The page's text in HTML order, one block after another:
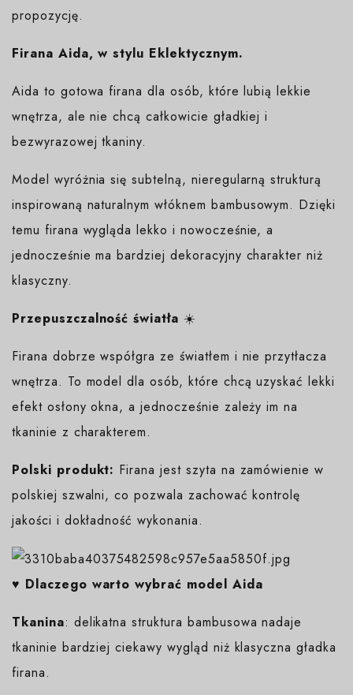
propozycję.
Firana Aida, w stylu Eklektycznym.
Aida to gotowa firana dla osób, które lubią lekkie
wnętrza, ale nie chcą całkowicie gładkiej i
bezwyrazowej tkaniny.
Model wyróżnia się subtelną, nieregularną strukturą
inspirowaną naturalnym włóknem bambusowym. Dzięki
temu firana wygląda lekko i nowocześnie, a
jednocześnie ma bardziej dekoracyjny charakter niż
klasyczny.
Przepuszczalność światła ☀️
Firana dobrze współgra ze światłem i nie przytłacza
wnętrza. To model dla osób, które chcą uzyskać lekki
efekt osłony okna, a jednocześnie zależy im na
tkaninie z charakterem.
Polski produkt: Firana jest szyta na zamówienie w
polskiej szwalni, co pozwala zachować kontrolę
jakości i dokładność wykonania.
♥️ Dlaczego warto wybrać model Aida
Tkanina: delikatna struktura bambusowa nadaje
tkaninie bardziej ciekawy wygląd niż klasyczna gładka
firana.